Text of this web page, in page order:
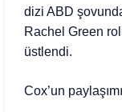
dizi ABD
Rachel Green
üstlendi.
Cox’un